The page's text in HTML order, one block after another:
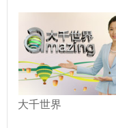
大千世界